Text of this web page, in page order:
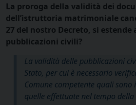
La proroga della validità dei
dell’istruttoria matrimoniale
27 del nostro Decreto, si estende
pubblicazioni civili?
La validità delle pubblicazioni
Stato, per cui è necessario
Comune competente quali
quelle effettuate nel tempo della